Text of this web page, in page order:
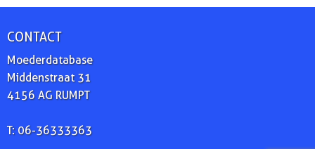
CONTACT
Moederdatabase
Middenstraat 31
4156 AG RUMPT
T: 06-36333363